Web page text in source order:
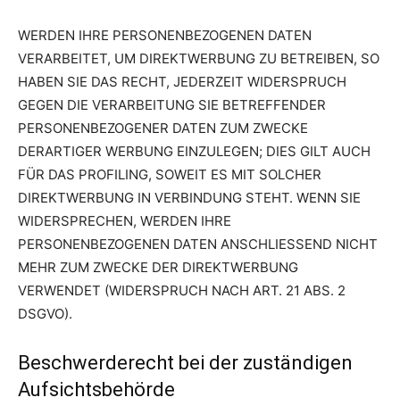
WERDEN IHRE PERSONENBEZOGENEN DATEN
VERARBEITET, UM DIREKTWERBUNG ZU BETREIBEN, SO
HABEN SIE DAS RECHT, JEDERZEIT WIDERSPRUCH
GEGEN DIE VERARBEITUNG SIE BETREFFENDER
PERSONENBEZOGENER DATEN ZUM ZWECKE
DERARTIGER WERBUNG EINZULEGEN; DIES GILT AUCH
FÜR DAS PROFILING, SOWEIT ES MIT SOLCHER
DIREKTWERBUNG IN VERBINDUNG STEHT. WENN SIE
WIDERSPRECHEN, WERDEN IHRE
PERSONENBEZOGENEN DATEN ANSCHLIESSEND NICHT
MEHR ZUM ZWECKE DER DIREKTWERBUNG
VERWENDET (WIDERSPRUCH NACH ART. 21 ABS. 2
DSGVO).
Beschwerde­recht bei der zuständigen
Aufsichts­behörde